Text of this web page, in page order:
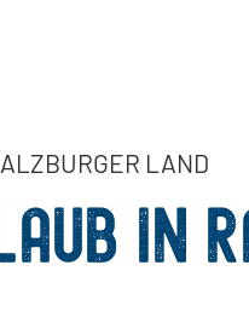
LAND
IN